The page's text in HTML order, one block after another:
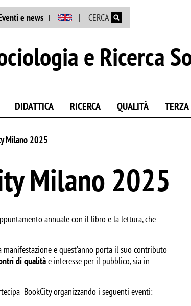
Salta al contenuto principale
e news CERCA
e Ricerca
DIDATTICA RICERCA QUALITÀ
Milano 2025
Milano 2025
annuale con il libro e la lettura, che
manifestazione e quest’anno porta il suo contributo
di qualitàe interesse per il pubblico, sia in
BookCity organizzando i seguenti eventi: